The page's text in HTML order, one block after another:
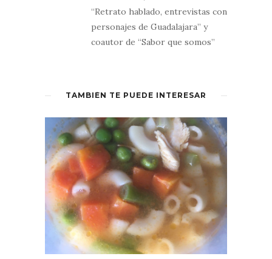
“Retrato hablado, entrevistas con
personajes de Guadalajara” y
coautor de “Sabor que somos”
TAMBIÉN TE PUEDE INTERESAR